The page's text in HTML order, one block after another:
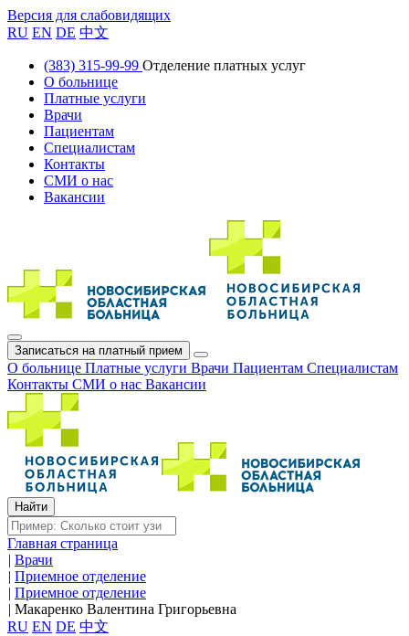
Версия для слабовидящих
RU EN DE 中文
(383) 315-99-99 Отделение платных услуг
О больнице
Платные услуги
Врачи
Пациентам
Специалистам
Контакты
СМИ о нас
Вакансии
Записаться на платный прием
О больнице Платные услуги Врачи Пациентам Специалистам
Контакты СМИ о нас Вакансии
Главная страница
| Врачи
| Приемное отделение
| Приемное отделение
| Макаренко Валентина Григорьевна
RU EN DE 中文